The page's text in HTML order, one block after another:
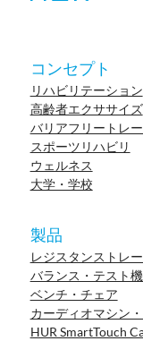
コンセプト
リハビリテーション
高齢者エクササイズ
バリアフリートレ
スポーツリハビリ
ウェルネス
大学・学校
製品
レジスタンストレ
バランス・テスト
ベンチ・チェア
カーディオマシン
HUR SmartTouch